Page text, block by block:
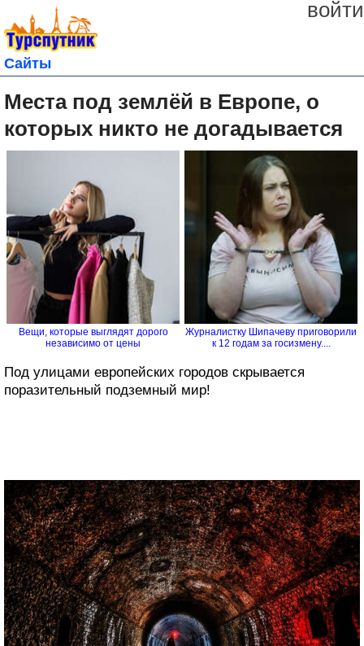
войти
Сайты
Места под землёй в Европе, о
которых никто не догадывается
Вещи, которые выглядят дорого
независимо от цены
Журналистку Шипачеву приговорили
к 12 годам за госизмену....
Под улицами европейских городов скрывается
поразительный подземный мир!